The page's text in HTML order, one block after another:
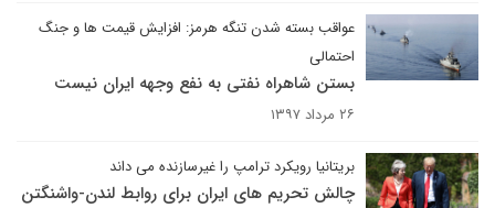
عواقب بسته شدن تنگه هرمز: افزایش قیمت ها و جنگ
احتمالی
بستن شاهراه نفتی به نفع وجهه ایران نیست
۲۶ مرداد ۱۳۹۷
بریتانیا رویکرد ترامپ را غیرسازنده می داند
چالش تحریم های ایران برای روابط لندن-واشنگتن